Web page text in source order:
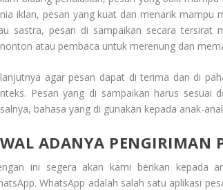
iklan, pesan yang kuat dan menarik mampu
sastra, pesan di sampaikan secara tersirat
atau pembaca untuk merenung dan
agar pesan dapat di terima dan di
Pesan yang di sampaikan harus sesuai
bahasa yang di gunakan kepada anak-
ADANYA PENGIRIMAN
ini segera akan kami berikan kepada
. WhatsApp adalah salah satu aplikasi